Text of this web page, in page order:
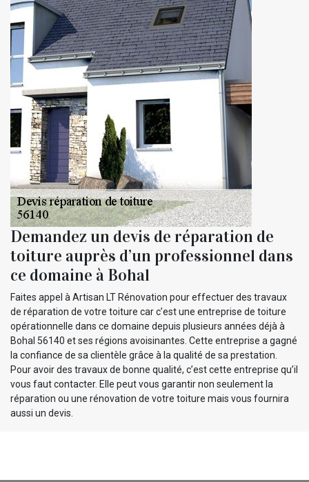
Demandez un devis de réparation de
toiture auprès d’un professionnel dans
ce domaine à Bohal
Faites appel à Artisan LT Rénovation pour effectuer des travaux
de réparation de votre toiture car c’est une entreprise de toiture
opérationnelle dans ce domaine depuis plusieurs années déjà à
Bohal 56140 et ses régions avoisinantes. Cette entreprise a gagné
la confiance de sa clientèle grâce à la qualité de sa prestation.
Pour avoir des travaux de bonne qualité, c’est cette entreprise qu’il
vous faut contacter. Elle peut vous garantir non seulement la
réparation ou une rénovation de votre toiture mais vous fournira
aussi un devis.